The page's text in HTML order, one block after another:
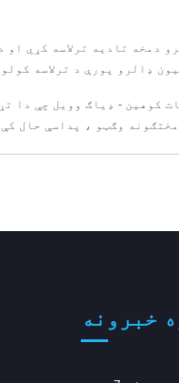
به د 10 ملیون ډالرو دمخه
کوهین - ډیاګ وویل چې دا
خبرونه